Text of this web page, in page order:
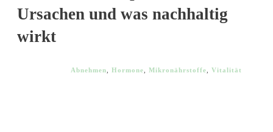
Ursachen und was nachhaltig
wirkt
Abnehmen Hormone Mikronährstoffe Vitalität